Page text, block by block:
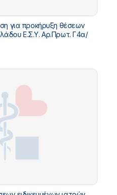
για προκήρυξη θέσεων
Ε.Σ.Υ. Αρ.Πρωτ. Γ4α/